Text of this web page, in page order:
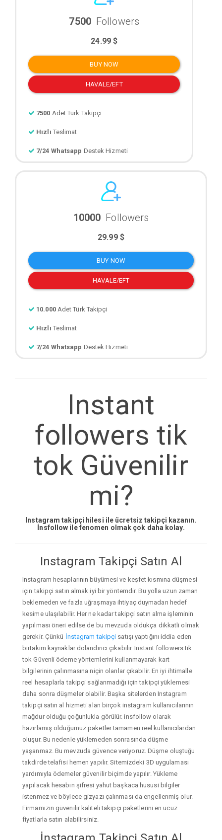
7500 Followers
24.99 $
BUY NOW
HAVALE/EFT
7500 Adet Türk Takipçi
Hızlı Teslimat
7/24 Whatsapp Destek Hizmeti
10000 Followers
29.99 $
BUY NOW
HAVALE/EFT
10.000 Adet Türk Takipçi
Hızlı Teslimat
7/24 Whatsapp Destek Hizmeti
Instant
followers tik
tok Güvenilir
mi?
Instagram takipçi hilesi ile ücretsiz takipçi kazanın.
İnsfollow ile fenomen olmak çok daha kolay.
Instagram Takipçi Satın Al
Instagram hesaplarının büyümesi ve keşfet kısmına düşmesi
için takipçi satın almak iyi bir yöntemdir. Bu yolla uzun zaman
beklemeden ve fazla uğraşmaya ihtiyaç duymadan hedef
kesime ulaşılabilir. Her ne kadar takipçi satın alma işleminin
yapılması öneri edilse de bu mevzuda oldukça dikkatli olmak
gerekir. Çünkü İnstagram takipçi satışı yaptığını iddia eden
birtakım kaynaklar dolandırıcı çıkabilir. Instant followers tik
tok Güvenli ödeme yöntemlerini kullanmayarak kart
bilgilerinin çalınmasına niçin olanlar çıkabilir. En iyi ihtimalle
reel hesaplarla takipçi sağlanmadığı için takipçi yüklemesi
daha sonra düşmeler olabilir. Başka sitelerden Instagram
takipçi satın al hizmeti alan birçok instagram kullanıcılarının
mağdur olduğu çoğunlukla görülür. insfollow olarak
hazırlamış olduğumuz paketler tamamen reel kullanıcılardan
oluşur. Bu nedenle yüklemeden sonrasında düşme
yaşanmaz. Bu mevzuda güvence veriyoruz. Düşme oluştuğu
takdirde telafisi hemen yapılır. Sitemizdeki 3D uygulaması
yardımıyla ödemeler güvenilir biçimde yapılır. Yükleme
yapılacak hesabın şifresi yahut başkaca hususi bilgiler
istenmez ve böylece gizyazı çalınması da engellenmiş olur.
Firmamızın güvenilir kaliteli takipçi paketlerini en ucuz
fiyatlarla satın alabilirsiniz.